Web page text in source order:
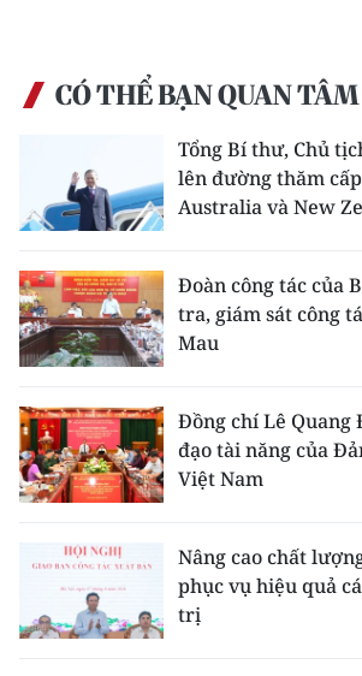
CÓ THỂ BẠN QUAN TÂM
Tổng Bí thư, Chủ
lên đường thăm
Australia và New
Đoàn công tác của
tra, giám sát công
Mau
Đồng chí Lê Quang
đạo tài năng của
Việt Nam
Nâng cao chất
phục vụ hiệu quả
trị